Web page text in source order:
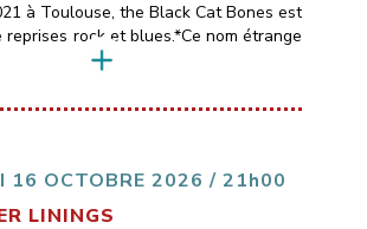
à Toulouse, the Black Cat Bones est
reprises rock et blues.*Ce nom étrange
aux paroles d’une chanson de Muddy
aux 4 membres du groupe
16 OCTOBRE 2026 / 21h00
LININGS